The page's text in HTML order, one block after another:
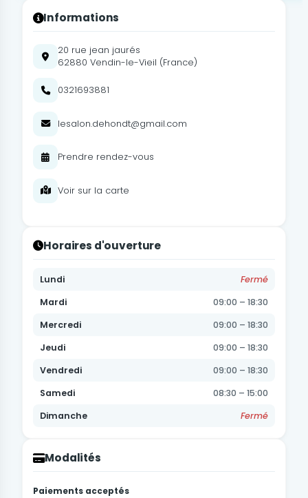
Informations
20 rue jean jaurés
62880 Vendin-le-Vieil (France)
0321693881
lesalon.dehondt@gmail.com
Prendre rendez-vous
Voir sur la carte
Horaires d'ouverture
Lundi
Fermé
Mardi
09:00 – 18:30
Mercredi
09:00 – 18:30
Jeudi
09:00 – 18:30
Vendredi
09:00 – 18:30
Samedi
08:30 – 15:00
Dimanche
Fermé
Modalités
Paiements acceptés